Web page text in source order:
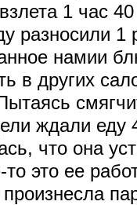
1 час
разносили 1
намии
в других
ждали еду
что она
это ее